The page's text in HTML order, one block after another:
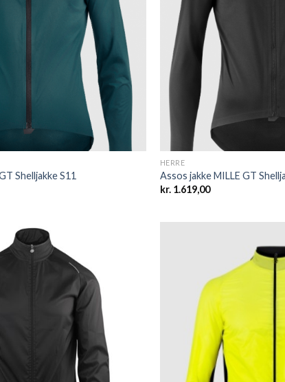
Shelljakke S11
HERRE
Assos jakke MILLE GT
kr.1.619,00